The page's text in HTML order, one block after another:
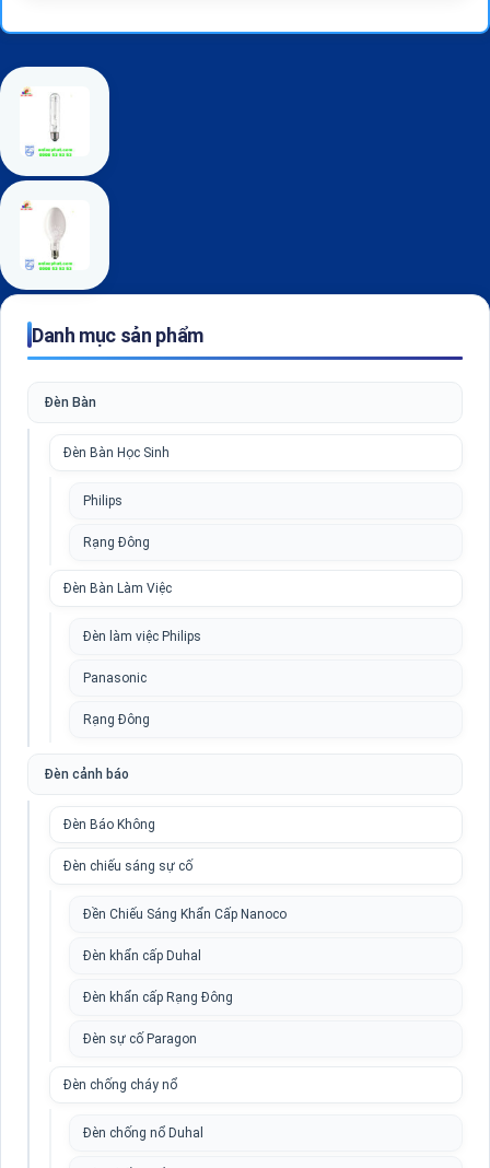
Danh mục sản phẩm
Đèn Bàn
Đèn Bàn Học Sinh
Philips
Rạng Đông
Đèn Bàn Làm Việc
Đèn làm việc Philips
Panasonic
Rạng Đông
Đèn cảnh báo
Đèn Báo Không
Đèn chiếu sáng sự cố
Đền Chiếu Sáng Khẩn Cấp Nanoco
Đèn khẩn cấp Duhal
Đèn khẩn cấp Rạng Đông
Đèn sự cố Paragon
Đèn chống cháy nổ
Đèn chống nổ Duhal